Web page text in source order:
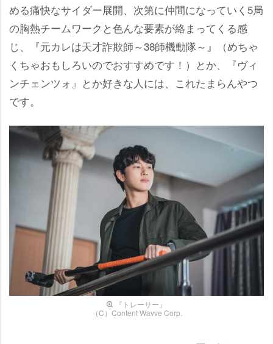
める痛快なサイダー展開、次第に仲間になっていく5局
の胸熱チームワークと色んな要素が絡まってくる感
じ、『元カレは天才詐欺師～38師機動隊～』（めちゃ
くちゃおもしろいのでおすすめです！）とか、『ヴィ
ンチェンツォ』とか好きな人には、これたまらんやつ
です。
『トレーサー』
（C）Content Wavve Corp.